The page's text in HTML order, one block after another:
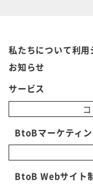
私たちについて利用
お知らせ
サービス
BtoBマーケティ
BtoB Webサイト